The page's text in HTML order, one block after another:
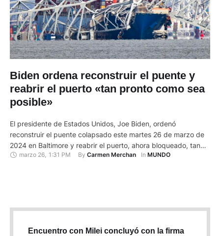
Biden ordena reconstruir el puente y
reabrir el puerto «tan pronto como sea
posible»
El presidente de Estados Unidos, Joe Biden, ordenó
reconstruir el puente colapsado este martes 26 de marzo de
2024 en Baltimore y reabrir el puerto, ahora bloqueado, tan
pronto como sea posible. "He ordenado a mi equipo mover
marzo 26 1:31 PM By Carmen Merchan In MUNDO
Encuentro con Milei concluyó con la firma